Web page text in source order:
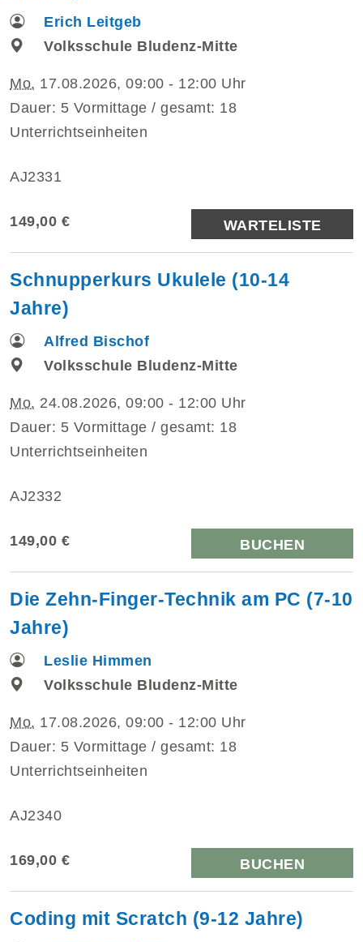
Erich Leitgeb
Volksschule Bludenz-Mitte
Mo. 17.08.2026, 09:00 - 12:00 Uhr
Dauer: 5 Vormittage / gesamt: 18
Unterrichtseinheiten
AJ2331
149,00 € WARTELISTE
Schnupperkurs Ukulele (10-14
Jahre)
Alfred Bischof
Volksschule Bludenz-Mitte
Mo. 24.08.2026, 09:00 - 12:00 Uhr
Dauer: 5 Vormittage / gesamt: 18
Unterrichtseinheiten
AJ2332
149,00 € BUCHEN
Die Zehn-Finger-Technik am PC (7-10
Jahre)
Leslie Himmen
Volksschule Bludenz-Mitte
Mo. 17.08.2026, 09:00 - 12:00 Uhr
Dauer: 5 Vormittage / gesamt: 18
Unterrichtseinheiten
AJ2340
169,00 € BUCHEN
Coding mit Scratch (9-12 Jahre)